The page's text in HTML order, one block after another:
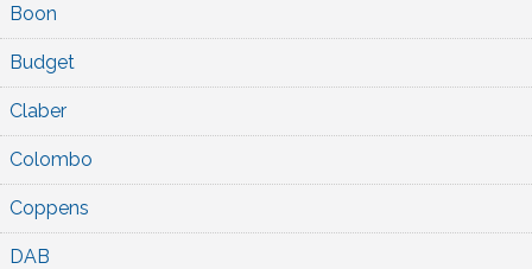
Boon
Budget
Claber
Colombo
Coppens
DAB